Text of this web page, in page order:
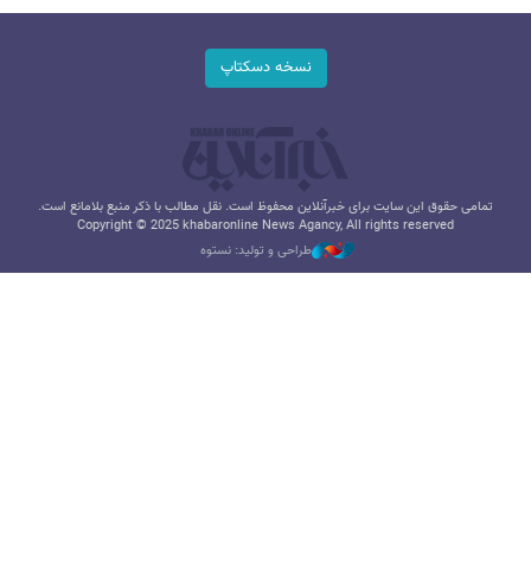
نسخه دسکتاپ
تمامی حقوق این سایت برای خبرآنلاین محفوظ است. نقل مطالب با ذکر منبع بلامانع است.
Copyright © 2025 khabaronline News Agancy, All rights reserved
طراحی و تولید: نستوه